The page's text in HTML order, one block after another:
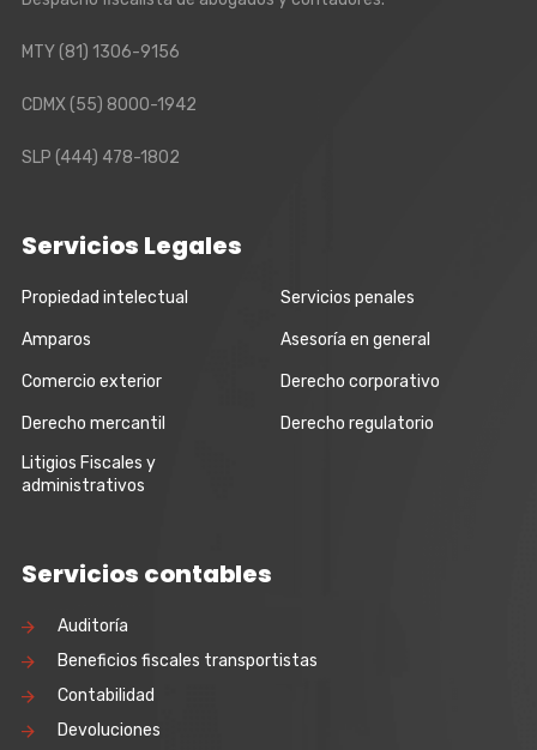
MTY(81) 1306-9156
CDMX(55) 8000-1942
SLP (444) 478-1802
Servicios Legales
Propiedad intelectual Servicios penales
Amparos Asesoría en general
Comercio exterior Derecho corporativo
Derecho mercantil
Derecho regulatorio
Litigios Fiscales y
administrativos
Servicios contables
Auditoría
Beneficios fiscales transportistas
Contabilidad
Devoluciones